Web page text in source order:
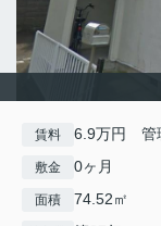
賃料 6.9万円 管
敷金 0ヶ月
面積 74.52㎡